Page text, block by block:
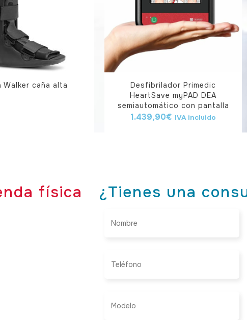
Walker caña alta
Desfibrilador Primedic
HeartSave myPAD DEA
semiautomático con pantalla
1.439,90€ IVA incluido
física ¿Tienes una